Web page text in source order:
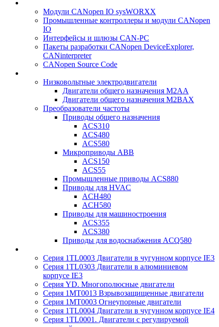
Модули CANopen IO sysWORXX
Промышленные контроллеры и модули CANopen
IO
Интерфейсы и шлюзы CAN-PC
Пакеты разработки CANopen DeviceExplorer,
CANinterpreter
CANopen Source Code
Низковольтные электродвигатели
Двигатели общего назначения M2AA
Двигатели общего назначения M2BAX
Преобразователи частоты
Приводы общего назначения
ACS310
ACS480
ACS580
Микроприводы ABB
ACS150
ACS55
Промышленные приводы ACS880
Приводы для HVAC
ACH480
ACH580
Приводы для машиностроения
ACS355
ACS380
Приводы для водоснабжения ACQ580
Серия 1TL0003 Двигатели в чугунном корпусе IE3
Серия 1TL0303 Двигатели в алюминиевом
корпусе IE3
Серия YD. Многополюсные двигатели
Серия 1MT0013 Взрывозащищенные двигатели
Серия 1MT0003 Огнеупорные двигатели
Серия 1TL0004 Двигатели в чугунном корпусе IE4
Серия 1TL0001. Двигатели с регулируемой